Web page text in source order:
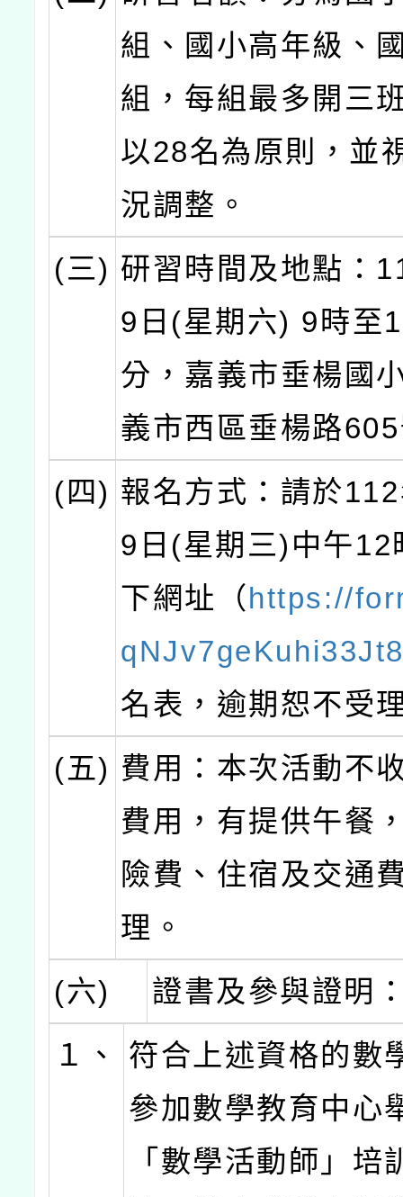
組、國小高年級、
組，每組最多開三
以28名為原則，並
況調整。
(三) 研習時間及地點：
9日(星期六) 9時至
分，嘉義市垂楊國
義市西區垂楊路
(四) 報名方式：請於
9日(星期三)中午12
下網址（https://
名表，逾期恕不受
(五) 費用：本次活動不
費用，有提供午餐
險費、住宿及交通
理。
(六)
證書及參與證明
１、
符合上述資格的數
參加數學教育中心
「數學活動師」培